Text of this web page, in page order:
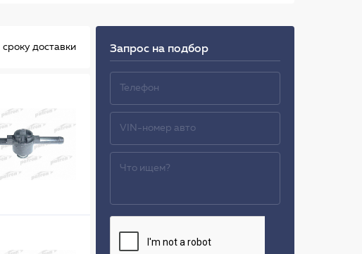
сроку доставки Запрос на подбор